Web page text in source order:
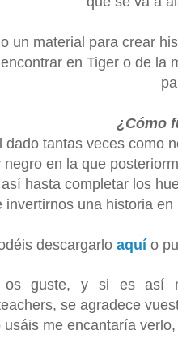
un material para crear
en Tiger o de la
¿Cómo
dado tantas veces como
negro en la que
hasta completar los
invertirnos una historia
descargarlo aquí o
os guste, y si es así
se agradece
usáis me encantaría